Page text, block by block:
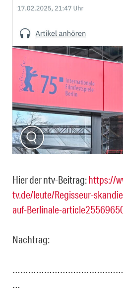
Hier der ntv-Beitrag:https://
tv.de/leute/Regisseur-
auf-Berlinale-
Nachtrag: